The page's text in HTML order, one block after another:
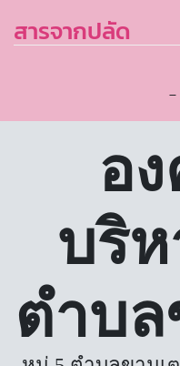
สารจากปลัด
อ
บริ
ตำบ